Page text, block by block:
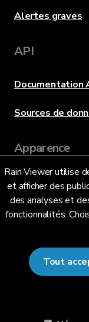
Rain Viewer utilise
et afficher des
des analyses et
fonctionnalités.
Tout
Alertes graves
API
Documentation
Sources de
Apparence
Langue
© 2026